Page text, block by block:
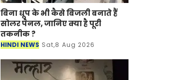
बिना धूप के भी कैसे बिजली बनाते हैं
सोलर पैनल, जानिए क्या है पूरी
तकनीक ?
HINDI NEWS Sat,8 Aug 2026